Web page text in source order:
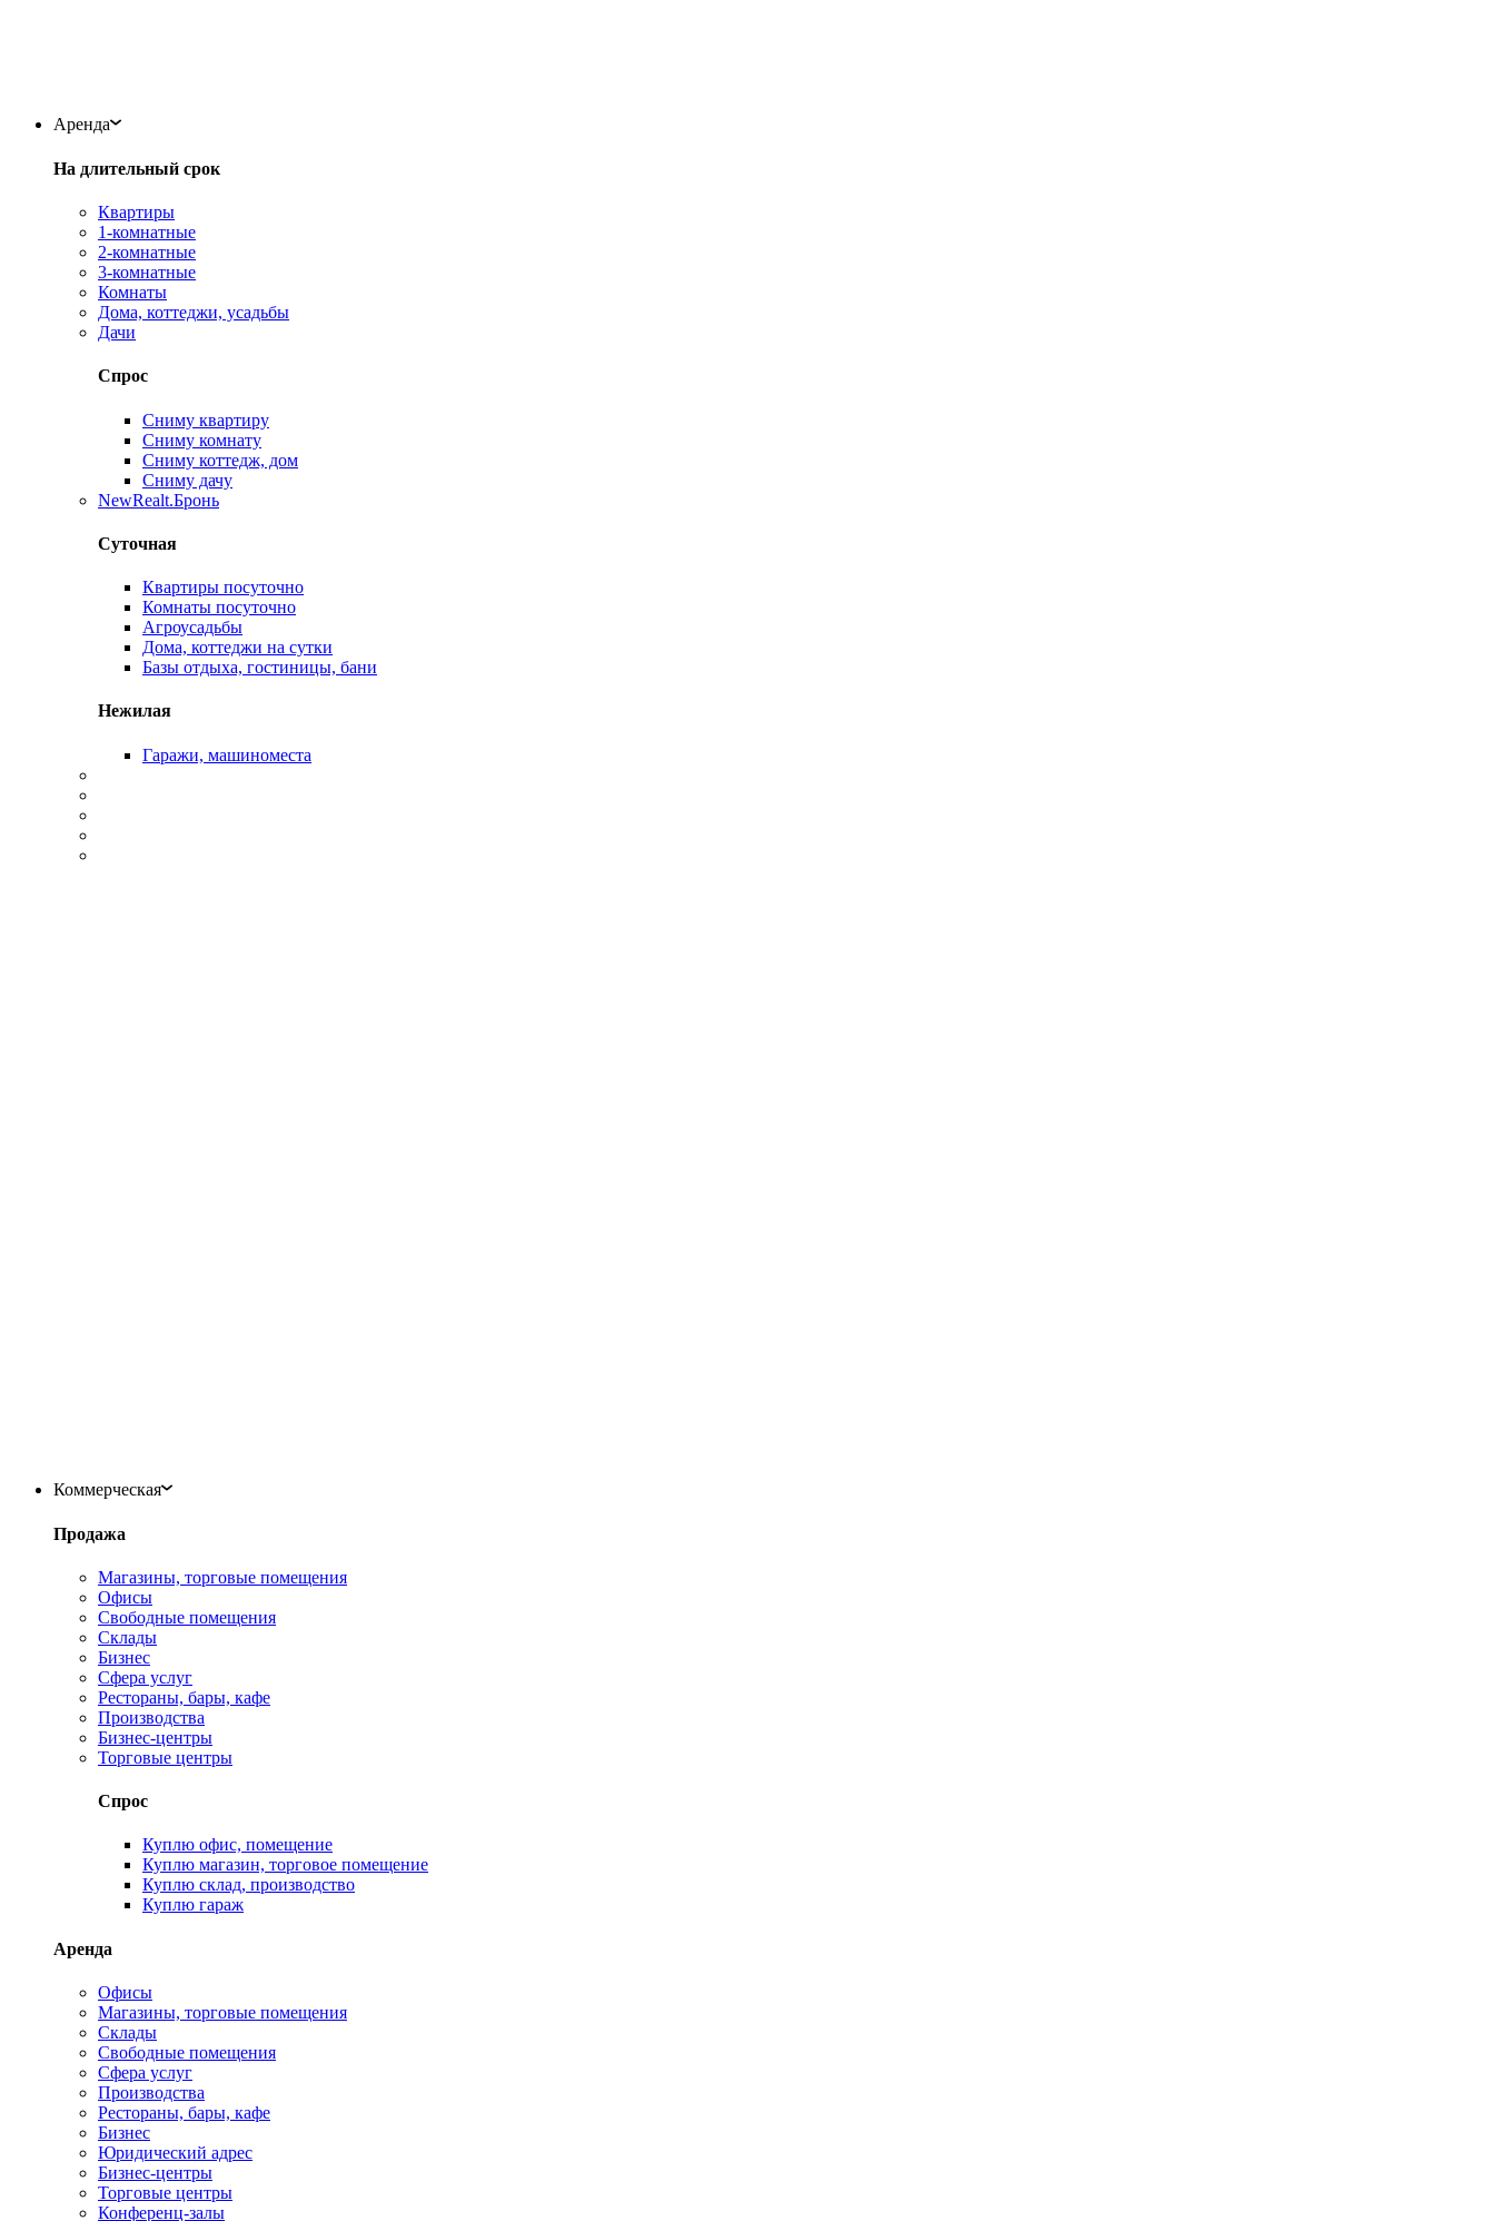
Аренда
На длительный срок
Квартиры
1-комнатные
2-комнатные
3-комнатные
Комнаты
Дома, коттеджи, усадьбы
Дачи
Спрос
Сниму квартиру
Сниму комнату
Сниму коттедж, дом
Сниму дачу
NewRealt.Бронь
Суточная
Квартиры посуточно
Комнаты посуточно
Агроусадьбы
Дома, коттеджи на сутки
Базы отдыха, гостиницы, бани
Нежилая
Гаражи, машиноместа
Коммерческая
Продажа
Магазины, торговые помещения
Офисы
Свободные помещения
Склады
Бизнес
Сфера услуг
Рестораны, бары, кафе
Производства
Бизнес-центры
Торговые центры
Спрос
Куплю офис, помещение
Куплю магазин, торговое помещение
Куплю склад, производство
Куплю гараж
Аренда
Офисы
Магазины, торговые помещения
Склады
Свободные помещения
Сфера услуг
Производства
Рестораны, бары, кафе
Бизнес
Юридический адрес
Бизнес-центры
Торговые центры
Конференц-залы